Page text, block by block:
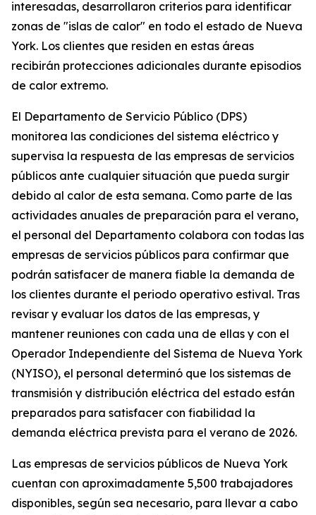
interesadas, desarrollaron criterios para identificar
zonas de "islas de calor" en todo el estado de Nueva
York. Los clientes que residen en estas áreas
recibirán protecciones adicionales durante episodios
de calor extremo.
El Departamento de Servicio Público (DPS)
monitorea las condiciones del sistema eléctrico y
supervisa la respuesta de las empresas de servicios
públicos ante cualquier situación que pueda surgir
debido al calor de esta semana. Como parte de las
actividades anuales de preparación para el verano,
el personal del Departamento colabora con todas las
empresas de servicios públicos para confirmar que
podrán satisfacer de manera fiable la demanda de
los clientes durante el periodo operativo estival. Tras
revisar y evaluar los datos de las empresas, y
mantener reuniones con cada una de ellas y con el
Operador Independiente del Sistema de Nueva York
(NYISO), el personal determinó que los sistemas de
transmisión y distribución eléctrica del estado están
preparados para satisfacer con fiabilidad la
demanda eléctrica prevista para el verano de 2026.
Las empresas de servicios públicos de Nueva York
cuentan con aproximadamente 5,500 trabajadores
disponibles, según sea necesario, para llevar a cabo